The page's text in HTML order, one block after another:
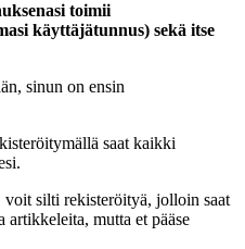
toimii
käyttäjätunnus) sekä itse
sinun on ensin
saat kaikki
voit silti rekisteröityä, jolloin saat
mutta et pääse